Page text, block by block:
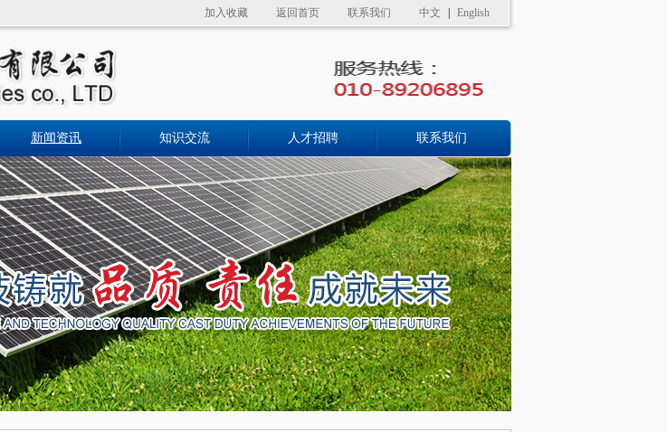
加入收藏 返回首页 联系我们 中文 English
新闻资讯 知识交流 人才招聘 联系我们